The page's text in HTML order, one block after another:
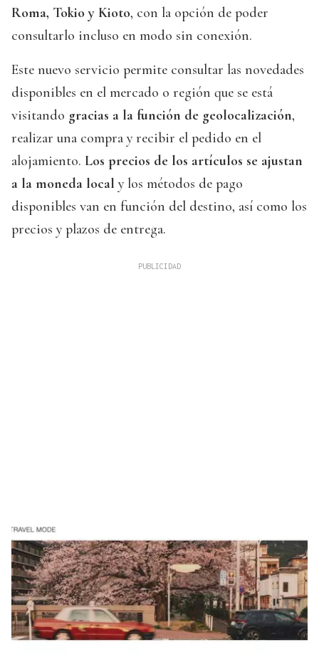
Roma, Tokio y Kioto, con la opción de poder
consultarlo incluso en modo sin conexión.
Este nuevo servicio permite consultar las novedades
disponibles en el mercado o región que se está
visitando gracias a la función de geolocalización,
realizar una compra y recibir el pedido en el
alojamiento. Los precios de los artículos se ajustan
a la moneda local y los métodos de pago
disponibles van en función del destino, así como los
precios y plazos de entrega.